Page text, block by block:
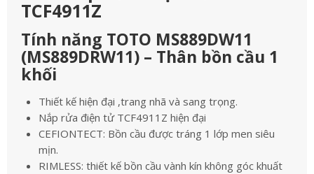
TCF4911Z
Tính năng TOTO MS889DW11
(MS889DRW11) – Thân bồn cầu 1
khối
Thiết kế hiện đại ,trang nhã và sang trọng.
Nắp rửa điện tử TCF4911Z hiện đại
CEFIONTECT: Bồn cầu được tráng 1 lớp men siêu
mịn.
RIMLESS: thiết kế bồn cầu vành kín không góc khuất